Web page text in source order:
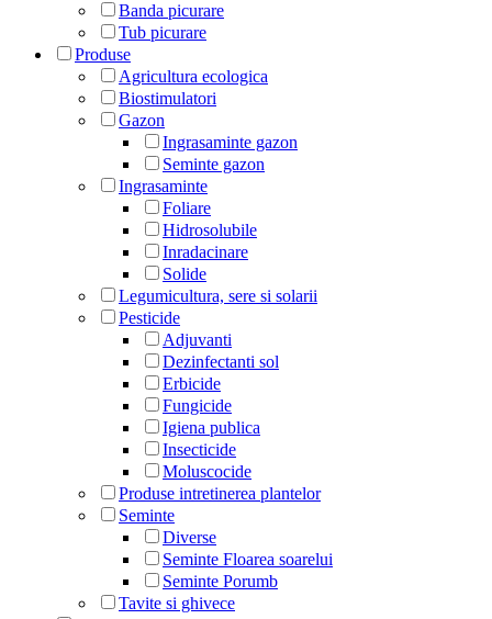
Banda picurare
Tub picurare
Produse
Agricultura ecologica
Biostimulatori
Gazon
Ingrasaminte gazon
Seminte gazon
Ingrasaminte
Foliare
Hidrosolubile
Inradacinare
Solide
Legumicultura, sere si solarii
Pesticide
Adjuvanti
Dezinfectanti sol
Erbicide
Fungicide
Igiena publica
Insecticide
Moluscocide
Produse intretinerea plantelor
Seminte
Diverse
Seminte Floarea soarelui
Seminte Porumb
Tavite si ghivece